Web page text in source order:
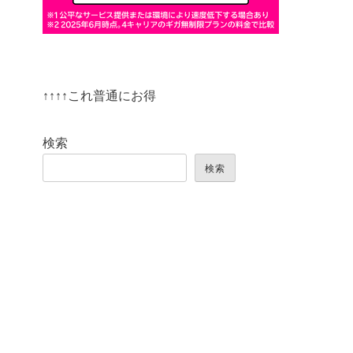
↑↑↑↑これ普通にお得
検索
検索